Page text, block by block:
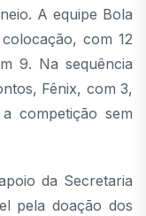
A equipe Bola
com 12
9. Na sequência
Fênix, com 3,
competição sem
da Secretaria
pela doação dos